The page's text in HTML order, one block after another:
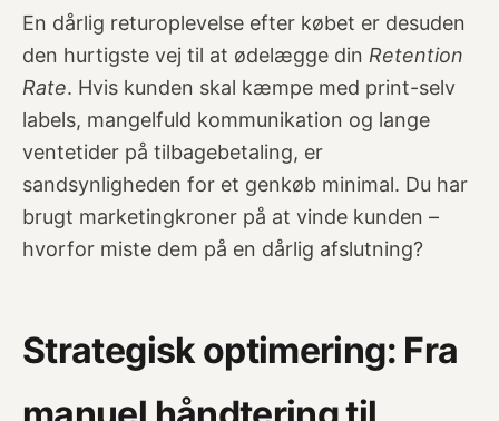
En dårlig returoplevelse efter købet er desuden
den hurtigste vej til at ødelægge din Retention
Rate. Hvis kunden skal kæmpe med print-selv
labels, mangelfuld kommunikation og lange
ventetider på tilbagebetaling, er
sandsynligheden for et genkøb minimal. Du har
brugt marketingkroner på at vinde kunden –
hvorfor miste dem på en dårlig afslutning?
Strategisk optimering: Fra